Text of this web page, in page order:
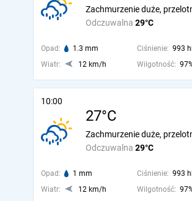
Odczuwalna 29°C
Zachmurzenie duże,
Opad: 1.3 mm Ciśnienie: 993
Wiatr:
12 km/h Wilgotność:
10:00
27°C
Odczuwalna 29°C
Zachmurzenie duże,
Opad: 1 mm Ciśnienie: 993
Wiatr:
12 km/h Wilgotność: